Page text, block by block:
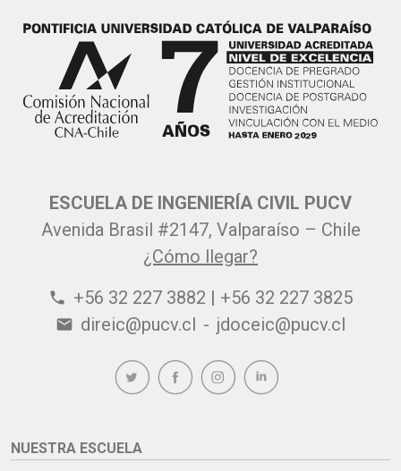
ESCUELA DE INGENIERÍA CIVIL PUCV
Avenida Brasil #2147, Valparaíso – Chile
¿Cómo llegar?
phone +56 32 227 3882 | +56 32 227 3825
email direic@pucv.cl - jdoceic@pucv.cl
NUESTRA ESCUELA